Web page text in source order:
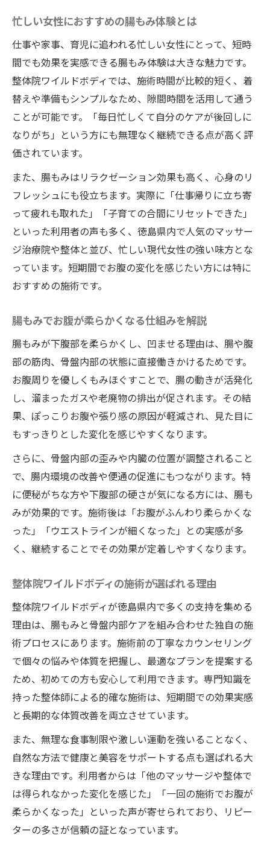
忙しい女性におすすめの腸もみ体験とは
仕事や家事、育児に追われる忙しい女性にとって、短時
間でも効果を実感できる腸もみ体験は大きな魅力です。
整体院ワイルドボディでは、施術時間が比較的短く、着
替えや準備もシンプルなため、隙間時間を活用して通う
ことが可能です。「毎日忙しくて自分のケアが後回しに
なりがち」という方にも無理なく継続できる点が高く評
価されています。
また、腸もみはリラクゼーション効果も高く、心身のリ
フレッシュにも役立ちます。実際に「仕事帰りに立ち寄
って疲れも取れた」「子育ての合間にリセットできた」
といった利用者の声も多く、徳島県内で人気のマッサー
ジ治療院や整体と並び、忙しい現代女性の強い味方とな
っています。短期間でお腹の変化を感じたい方には特に
おすすめの施術です。
腸もみでお腹が柔らかくなる仕組みを解説
腸もみが下腹部を柔らかくし、凹ませる理由は、腸や腹
部の筋肉、骨盤内部の状態に直接働きかけるためです。
お腹周りを優しくもみほぐすことで、腸の動きが活発化
し、溜まったガスや老廃物の排出が促されます。その結
果、ぽっこりお腹や張り感の原因が軽減され、見た目に
もすっきりとした変化を感じやすくなります。
さらに、骨盤内部の歪みや内臓の位置が調整されること
で、腸内環境の改善や便通の促進にもつながります。特
に便秘がちな方や下腹部の硬さが気になる方には、腸も
みが効果的です。施術後は「お腹がふんわり柔らかくな
った」「ウエストラインが細くなった」との実感が多
く、継続することでその効果が定着しやすくなります。
整体院ワイルドボディの施術が選ばれる理由
整体院ワイルドボディが徳島県内で多くの支持を集める
理由は、腸もみと骨盤内部ケアを組み合わせた独自の施
術プロセスにあります。施術前の丁寧なカウンセリング
で個々の悩みや体質を把握し、最適なプランを提案する
ため、初めての方も安心して利用できます。専門知識を
持った整体師による的確な施術は、短期間での効果実感
と長期的な体質改善を両立させています。
また、無理な食事制限や激しい運動を強いることなく、
自然な方法で健康と美容をサポートする点も選ばれる大
きな理由です。利用者からは「他のマッサージや整体で
は得られなかった変化を感じた」「一回の施術でお腹が
柔らかくなった」といった声が寄せられており、リピー
ターの多さが信頼の証となっています。